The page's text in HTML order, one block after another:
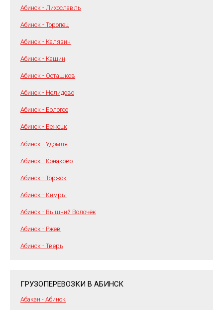
Абинск - Лихославль
Абинск - Торопец
Абинск - Калязин
Абинск - Кашин
Абинск - Осташков
Абинск - Нелидово
Абинск - Бологое
Абинск - Бежецк
Абинск - Удомля
Абинск - Конаково
Абинск - Торжок
Абинск - Кимры
Абинск - Вышний Волочёк
Абинск - Ржев
Абинск - Тверь
ГРУЗОПЕРЕВОЗКИ В АБИНСК
Абакан - Абинск